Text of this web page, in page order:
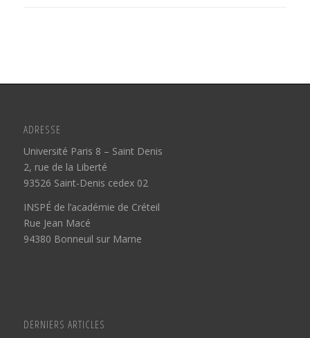
ADRESSE
Université Paris 8 – Saint Denis
2, rue de la Liberté
93526 Saint-Denis cedex 02
INSPÉ de l’académie de Créteil
Rue Jean Macé
94380 Bonneuil sur Marne
DERNIERS ARTICLES